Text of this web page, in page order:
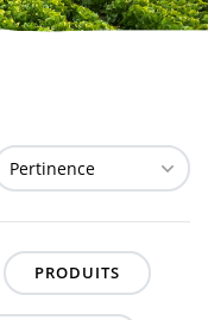
PRODUITS